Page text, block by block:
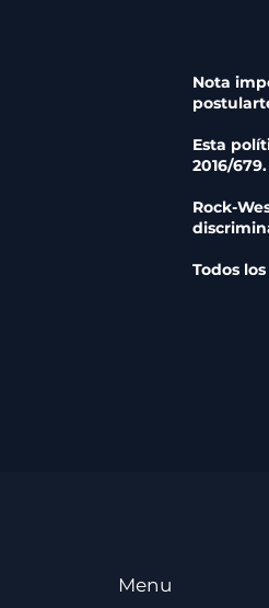
Nota
Esta
2016/679.
Rock-
Todos
Menu